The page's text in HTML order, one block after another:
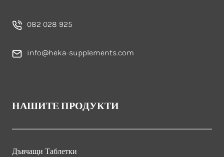
082 028 925
info@heka-supplements.com
НАШИТЕ ПРОДУКТИ
Дъвчащи Таблетки